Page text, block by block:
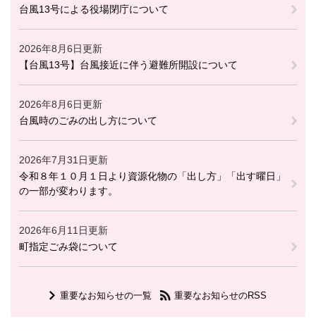
台風13号による役場閉庁について
2026年8月6日更新
【台風13号】台風接近に伴う避難所開設について
2026年8月6日更新
台風時のごみの出し方について
2026年7月31日更新
令和８年１０月１日より資源化物の「出し方」「出す曜日」
の一部が変わります。
2026年6月11日更新
町指定ごみ袋について
重要なお知らせの一覧 重要なお知らせのRSS